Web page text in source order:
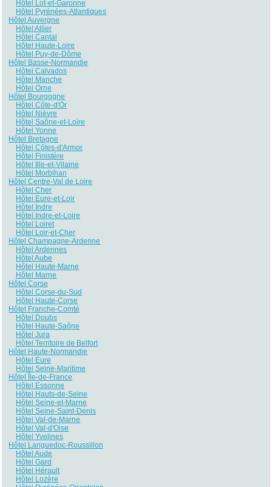
Hôtel Lot-et-Garonne
Hôtel Pyrénées-Atlantiques
Hôtel Auvergne
Hôtel Allier
Hôtel Cantal
Hôtel Haute-Loire
Hôtel Puy-de-Dôme
Hôtel Basse-Normandie
Hôtel Calvados
Hôtel Manche
Hôtel Orne
Hôtel Bourgogne
Hôtel Côte-d'Or
Hôtel Nièvre
Hôtel Saône-et-Loire
Hôtel Yonne
Hôtel Bretagne
Hôtel Côtes-d'Armor
Hôtel Finistère
Hôtel Ille-et-Vilaine
Hôtel Morbihan
Hôtel Centre-Val de Loire
Hôtel Cher
Hôtel Eure-et-Loir
Hôtel Indre
Hôtel Indre-et-Loire
Hôtel Loiret
Hôtel Loir-et-Cher
Hôtel Champagne-Ardenne
Hôtel Ardennes
Hôtel Aube
Hôtel Haute-Marne
Hôtel Marne
Hôtel Corse
Hôtel Corse-du-Sud
Hôtel Haute-Corse
Hôtel Franche-Comté
Hôtel Doubs
Hôtel Haute-Saône
Hôtel Jura
Hôtel Territoire de Belfort
Hôtel Haute-Normandie
Hôtel Eure
Hôtel Seine-Maritime
Hôtel Île-de-France
Hôtel Essonne
Hôtel Hauts-de-Seine
Hôtel Seine-et-Marne
Hôtel Seine-Saint-Denis
Hôtel Val-de-Marne
Hôtel Val-d'Oise
Hôtel Yvelines
Hôtel Languedoc-Roussillon
Hôtel Aude
Hôtel Gard
Hôtel Hérault
Hôtel Lozère